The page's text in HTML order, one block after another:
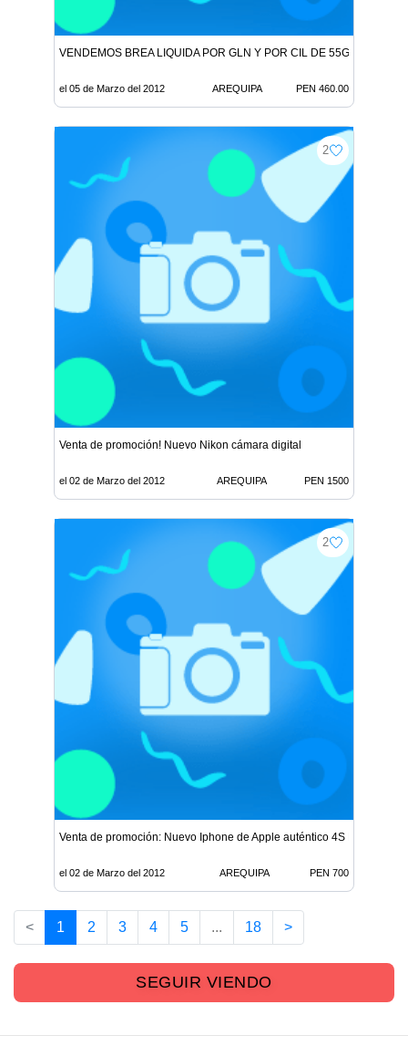
VENDEMOS BREA LIQUIDA POR GLN Y POR CIL DE 55GLS
el 05 de Marzo del 2012 AREQUIPA PEN 460.00
2
Venta de promoción! Nuevo Nikon cámara digital
el 02 de Marzo del 2012 AREQUIPA PEN 1500
2
Venta de promoción: Nuevo Iphone de Apple auténtico 4S Porsche
el 02 de Marzo del 2012 AREQUIPA PEN 700
< 1 2 3 4 5 ... 18 >
SEGUIR VIENDO